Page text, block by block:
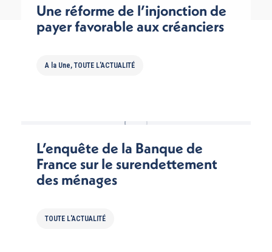
Une réforme de l’injonction de
payer favorable aux créanciers
A la Une,TOUTE L'ACTUALITÉ
L’enquête de la Banque de
France sur le surendettement
des ménages
TOUTE L'ACTUALITÉ